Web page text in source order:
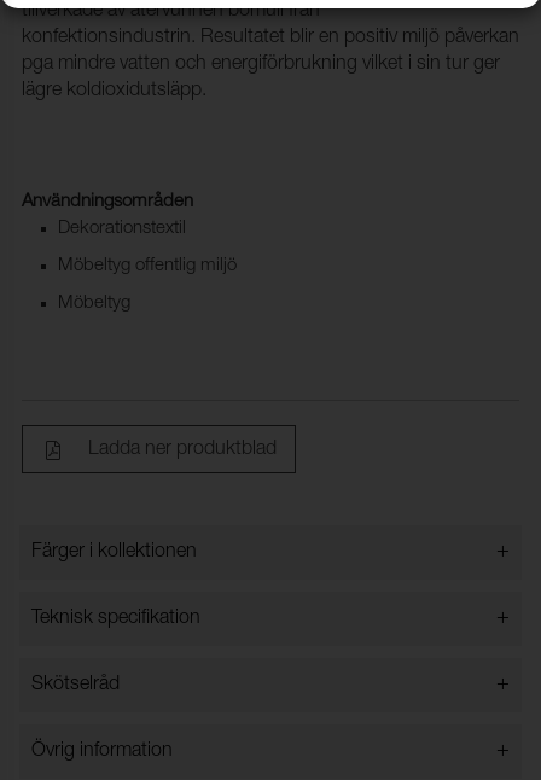
tillverkade av återvunnen bomull från
konfektionsindustrin. Resultatet blir en positiv miljö påverkan
pga mindre vatten och energiförbrukning vilket i sin tur ger
lägre koldioxidutsläpp.
Användningsområden
Dekorationstextil
Möbeltyg offentlig miljö
Möbeltyg
Ladda ner produktblad
Färger i kollektionen +
Färger i kollektionen
Teknisk specifikation +
Bredd:
Skötselråd +
Torktumling i låg temperatur.
Övrig information +